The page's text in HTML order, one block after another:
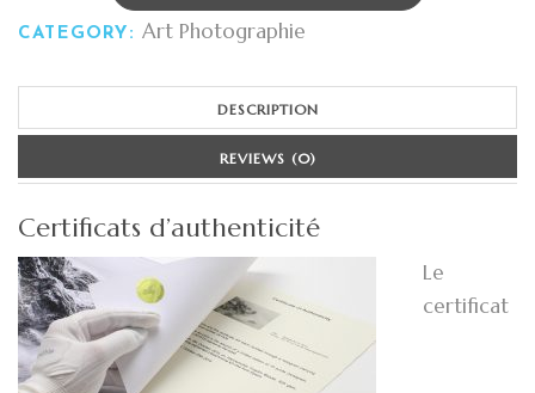
CATEGORY: Art Photographie
DESCRIPTION
REVIEWS (0)
Certificats d’authenticité
Le
certificat